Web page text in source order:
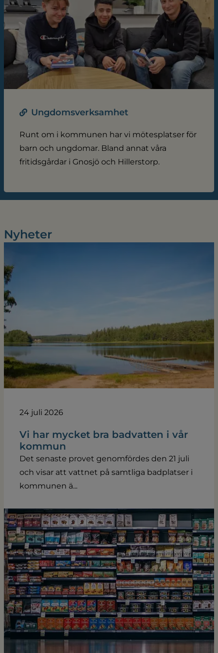
Ungdomsverksamhet
Runt om i kommunen har vi mötesplatser för
barn och ungdomar. Bland annat våra
fritidsgårdar i Gnosjö och Hillerstorp.
Nyheter
24 juli 2026
Vi har mycket bra badvatten i vår
kommun
Det senaste provet genomfördes den 21 juli
och visar att vattnet på samtliga badplatser i
kommunen ä...